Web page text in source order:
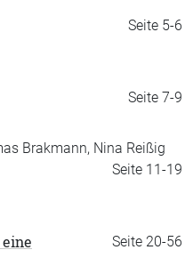
Seite 5-6
Seite 7-9
Brakmann, Nina Reißig
Seite 11-19
Seite 20-56